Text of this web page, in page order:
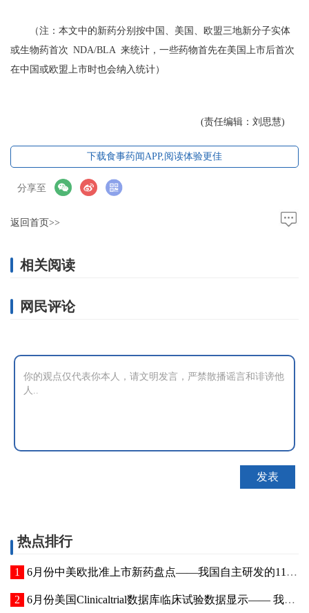
（注：本文中的新药分别按中国、美国、欧盟三地新分子实体
或生物药首次 NDA/BLA 来统计，一些药物首先在美国上市后首次
在中国或欧盟上市时也会纳入统计）
(责任编辑：刘思慧)
下载食事药闻APP,阅读体验更佳
分享至
返回首页>>
相关阅读
网民评论
热点排行
6月份中美欧批准上市新药盘点——我国自主研发的11款新药在全球范围内首次获批上市
6月份美国Clinicaltrial数据库临床试验数据显示—— 我国三家药企研发活跃度跻身全球前十